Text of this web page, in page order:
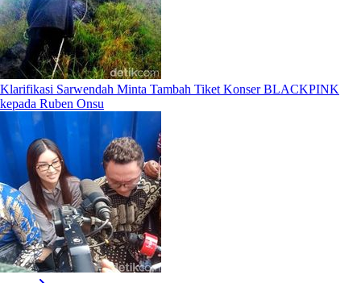
Klarifikasi Sarwendah Minta Tambah Tiket Konser BLACKPINK
kepada Ruben Onsu